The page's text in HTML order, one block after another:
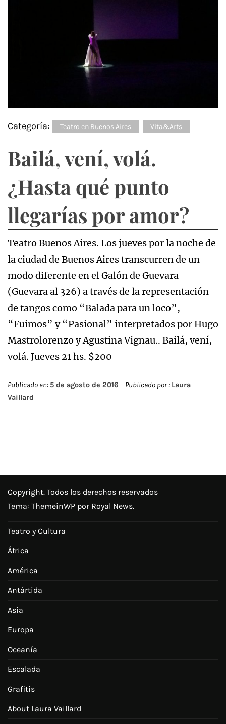
Categoría: Teatro en Buenos Aires Vita&Arts
Bailá, vení, volá.
¿Hasta qué punto
llegarías por amor?
Teatro Buenos Aires. Los jueves por la noche de
la ciudad de Buenos Aires transcurren de un
modo diferente en el Galón de Guevara
(Guevara al 326) a través de la representación
de tangos como “Balada para un loco”,
“Fuimos” y “Pasional” interpretados por Hugo
Mastrolorenzo y Agustina Vignau.. Bailá, vení,
volá. Jueves 21 hs. $200
Publicado en: 5 de agosto de 2016 Publicado por : Laura
Vaillard
Copyright. Todos los derechos reservados
Tema: ThemeinWP por Royal News.
Teatro y Cultura
África
América
Antártida
Asia
Europa
Oceanía
Escalada
Grafitis
About Laura Vaillard